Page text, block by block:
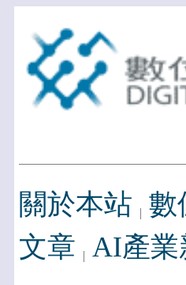
關於本站 數
文章 AI產業